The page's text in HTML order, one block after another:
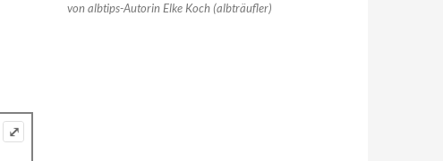
⤢
von albtips-Autorin Elke Koch (albträufler)